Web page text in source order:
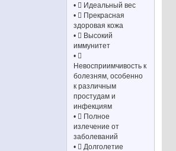
•  Идеальный вес
•  Прекрасная
здоровая кожа
•  Высокий
иммунитет
• 
Невосприимчивость к
болезням, особенно
к различным
простудам и
инфекциям
•  Полное
излечение от
заболеваний
•  Долголетие